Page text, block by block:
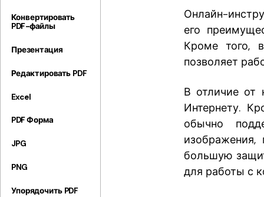
Конвертировать
PDF-файлы
Презентация
Редактировать PDF
Excel
PDF Форма
JPG
PNG
Упорядочить PDF
Онлайн-
его
Кроме того,
позволяет
В отличие от
Интернету.
обычно
большую
для работы с